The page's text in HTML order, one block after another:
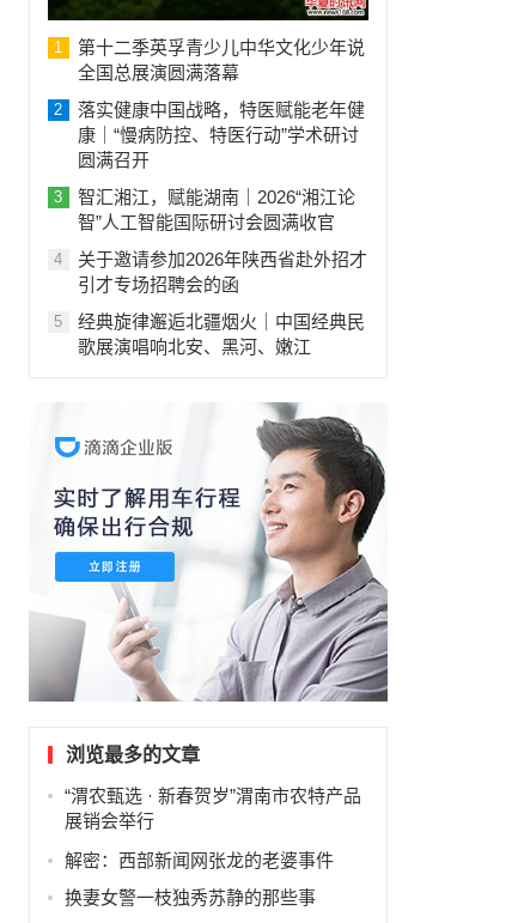
1
第十二季英孚青少儿中华文化少年说
全国总展演圆满落幕
2
落实健康中国战略，特医赋能老年健
康｜“慢病防控、特医行动”学术研讨
圆满召开
3
智汇湘江，赋能湖南｜2026“湘江论
智”人工智能国际研讨会圆满收官
4
关于邀请参加2026年陕西省赴外招才
引才专场招聘会的函
5
经典旋律邂逅北疆烟火｜中国经典民
歌展演唱响北安、黑河、嫩江
浏览最多的文章
“渭农甄选 · 新春贺岁”渭南市农特产品
展销会举行
解密：西部新闻网张龙的老婆事件
换妻女警一枝独秀苏静的那些事